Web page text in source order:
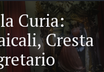
Curia:
Cresta